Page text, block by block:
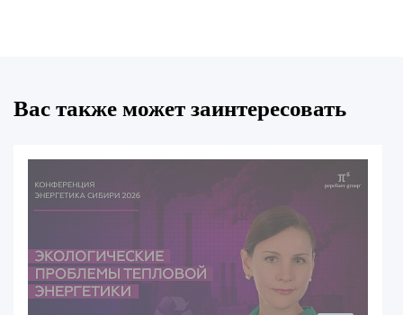
Вас также может заинтересовать